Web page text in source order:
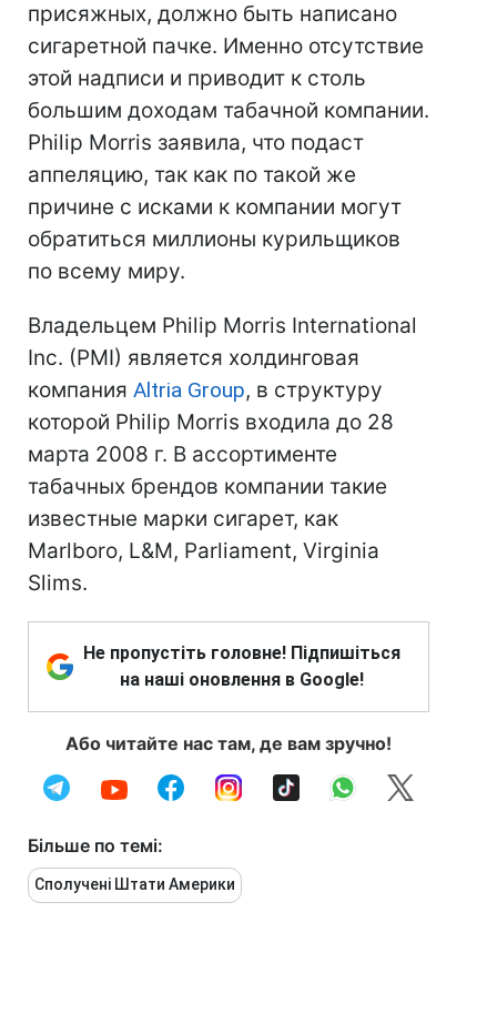
присяжных, должно быть написано
сигаретной пачке. Именно отсутствие
этой надписи и приводит к столь
большим доходам табачной компании.
Philip Morris заявила, что подаст
аппеляцию, так как по такой же
причине с исками к компании могут
обратиться миллионы курильщиков
по всему миру.
Владельцем Philip Morris International
Inc. (PMI) является холдинговая
компания Altria Group, в структуру
которой Philip Morris входила до 28
марта 2008 г. В ассортименте
табачных брендов компании такие
известные марки сигарет, как
Marlboro, L&M, Parliament, Virginia
Slims.
Не пропустіть головне! Підпишіться
на наші оновлення в Google!
Або читайте нас там, де вам зручно!
Більше по темі:
Сполучені Штати Америки